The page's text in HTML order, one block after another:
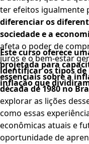
ter efeitos igualmente
diferenciar os
sociedade e a
afeta o poder de
juros e o bem-estar
identificar os tipos
inflação que
Este curso oferece
projetada para
essenciais sobre a
década de 1980 no
explorar as lições
como essas
econômicas atuais e
oportunidade de